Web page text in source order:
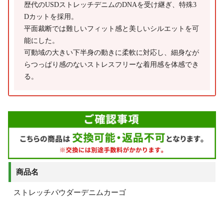
歴代のUSDストレッチデニムのDNAを受け継ぎ、特殊3
Dカットを採用。
平面裁断では難しいフィット感と美しいシルエットを可
能にした。
可動域の大きい下半身の動きに柔軟に対応し、細身なが
らつっぱり感のないストレスフリーな着用感を体感でき
る。
商品名
ストレッチパウダーデニムカーゴ